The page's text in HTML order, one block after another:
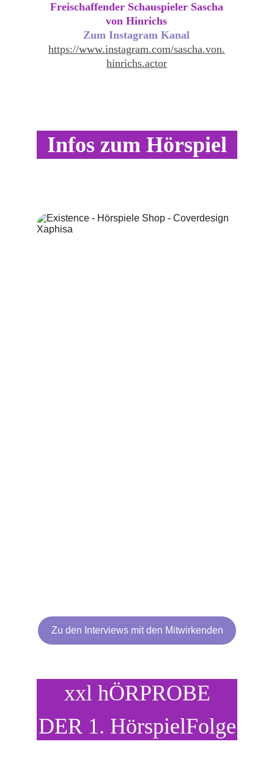
Freischaffender Schauspieler Sascha
von Hinrichs
Zum Instagram Kanal
https://www.instagram.com/sascha.von.
hinrichs.actor
Zu den Interviews mit den Mitwirkenden
Infos zum Hörspiel
xxl hÖRPROBE
DER 1. HörspielFolge